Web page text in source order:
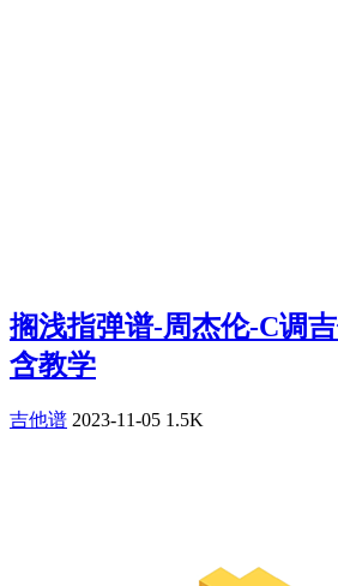
搁浅指弹谱-周杰伦-C调
含教学
吉他谱 2023-11-05 1.5K